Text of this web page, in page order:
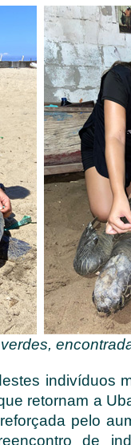
indivíduos
retornam a
pelo
de